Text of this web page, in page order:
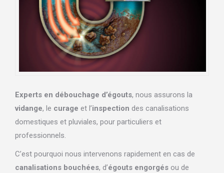
Experts en débouchage d’égouts, nous assurons la
vidange, le curage et l’inspection des canalisations
domestiques et pluviales, pour particuliers et
professionnels.
C’est pourquoi nous intervenons rapidement en cas de
canalisations bouchées, d’égouts engorgés ou de